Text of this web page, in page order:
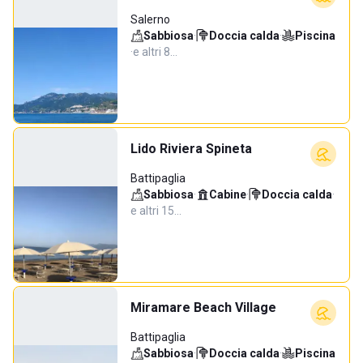
Salerno
Sabbiosa· Doccia calda·
Piscina
·e altri 8…
Lido Riviera Spineta
Battipaglia
Sabbiosa· Cabine· Doccia calda·
e altri 15…
Miramare Beach Village
Battipaglia
Sabbiosa· Doccia calda· Piscina